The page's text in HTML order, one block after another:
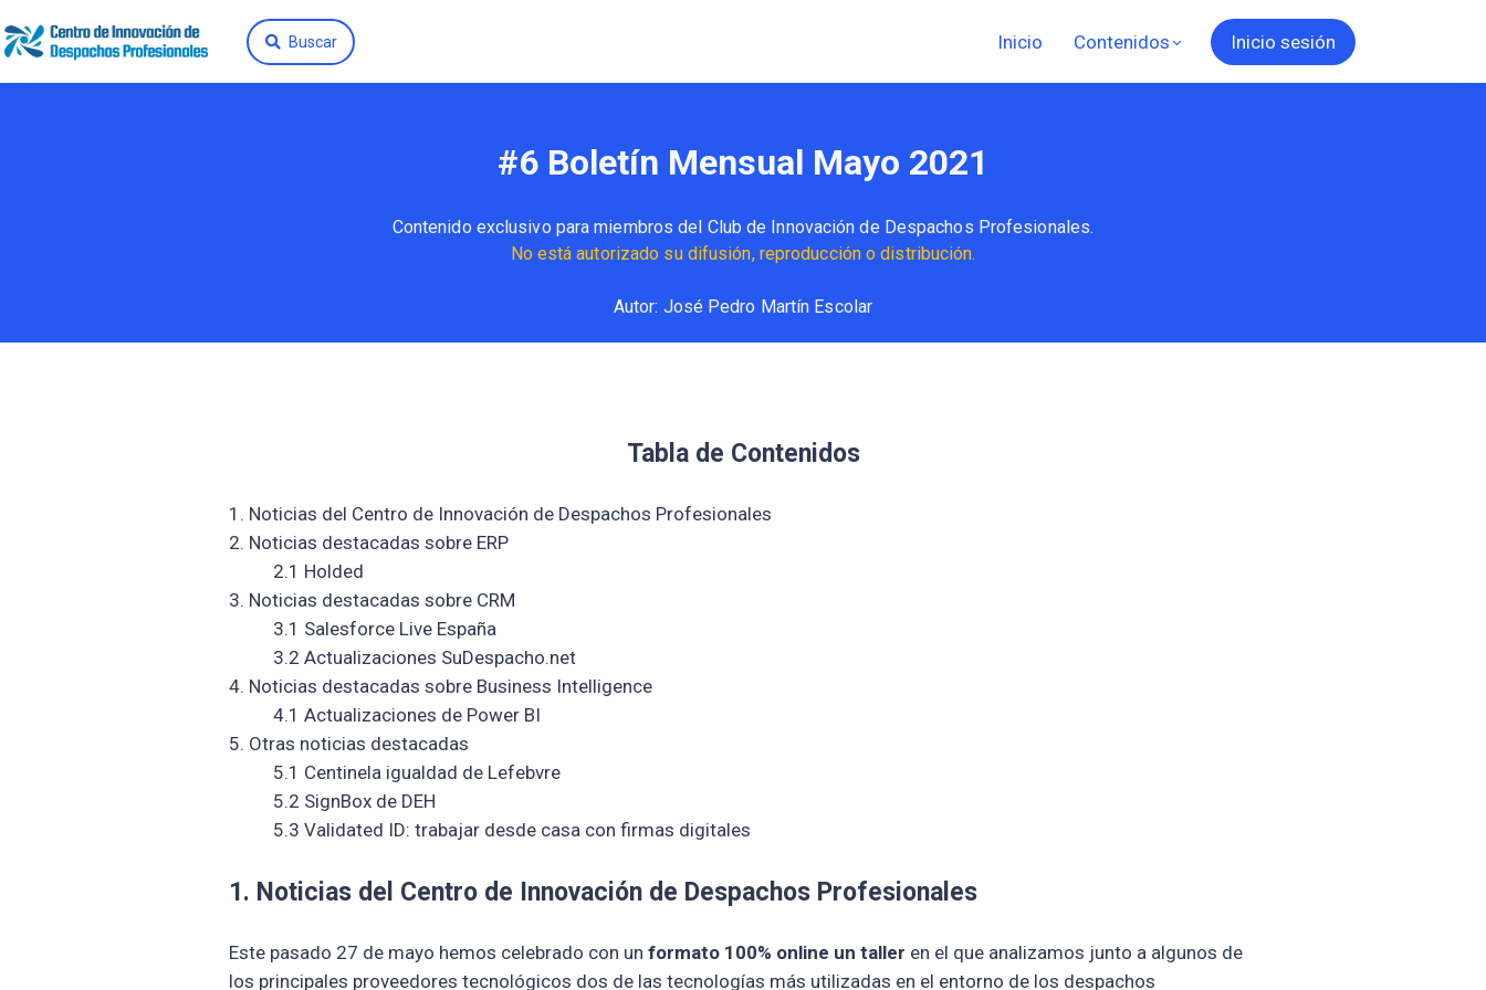
Buscar Inicio Contenidos Inicio sesión
#6 Boletín Mensual Mayo 2021
Contenido exclusivo para miembros del Club de Innovación de Despachos Profesionales.
No está autorizado su difusión, reproducción o distribución.
Autor: José Pedro Martín Escolar
Tabla de Contenidos
1. Noticias del Centro de Innovación de Despachos Profesionales
2. Noticias destacadas sobre ERP
2.1 Holded
3. Noticias destacadas sobre CRM
3.1 Salesforce Live España
3.2 Actualizaciones SuDespacho.net
4. Noticias destacadas sobre Business Intelligence
4.1 Actualizaciones de Power BI
5. Otras noticias destacadas
5.1 Centinela igualdad de Lefebvre
5.2 SignBox de DEH
5.3 Validated ID: trabajar desde casa con firmas digitales
1. Noticias del Centro de Innovación de Despachos Profesionales
Este pasado 27 de mayo hemos celebrado con un formato 100% online un taller en el que analizamos junto a algunos de
los principales proveedores tecnológicos dos de las tecnologías más utilizadas en el entorno de los despachos